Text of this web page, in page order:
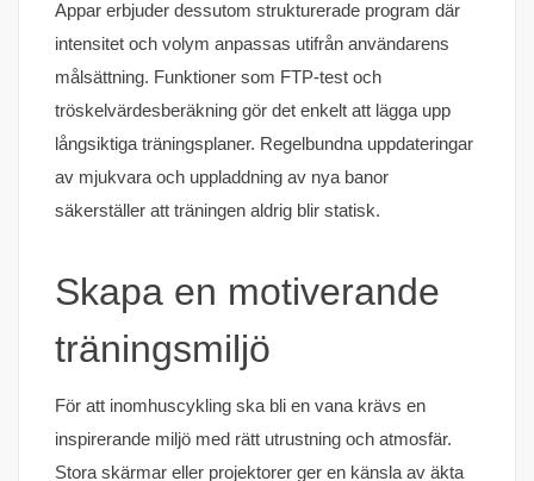
Appar erbjuder dessutom strukturerade program där
intensitet och volym anpassas utifrån användarens
målsättning. Funktioner som FTP-test och
tröskelvärdesberäkning gör det enkelt att lägga upp
långsiktiga träningsplaner. Regelbundna uppdateringar
av mjukvara och uppladdning av nya banor
säkerställer att träningen aldrig blir statisk.
Skapa en motiverande
träningsmiljö
För att inomhuscykling ska bli en vana krävs en
inspirerande miljö med rätt utrustning och atmosfär.
Stora skärmar eller projektorer ger en känsla av äkta